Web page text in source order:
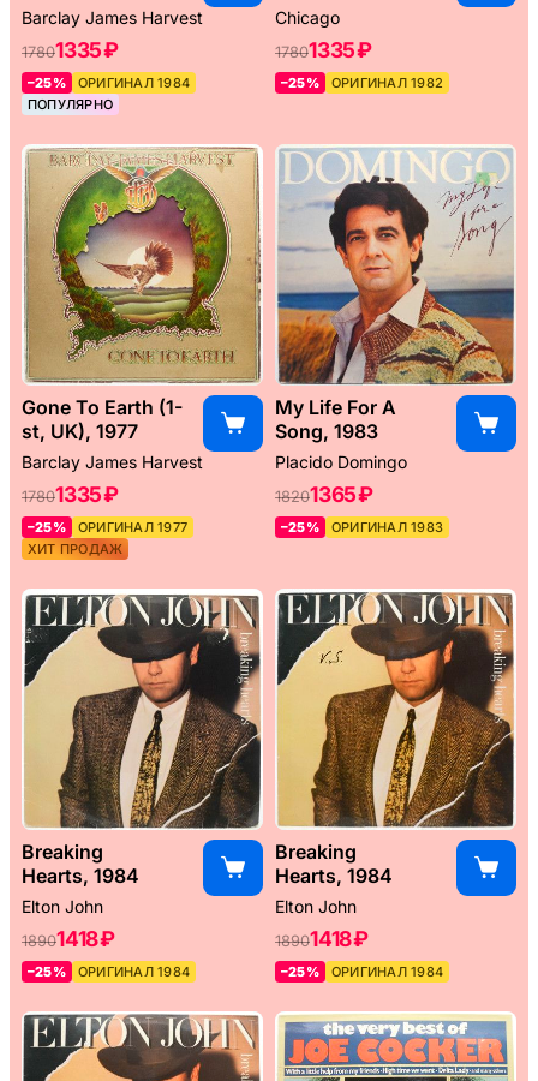
Barclay James Harvest
17801335 ₽
–25%
ОРИГИНАЛ 1984
ПОПУЛЯРНО
Chicago
17801335 ₽
–25% ОРИГИНАЛ 1982
Gone To Earth (1-
st, UK), 1977
Barclay James Harvest
17801335 ₽
–25%
ОРИГИНАЛ 1977
ХИТ ПРОДАЖ
My Life For A
Song, 1983
Placido Domingo
18201365 ₽
–25% ОРИГИНАЛ 1983
Breaking
Hearts, 1984
Elton John
18901418 ₽
–25% ОРИГИНАЛ 1984
Breaking
Hearts, 1984
Elton John
18901418 ₽
–25% ОРИГИНАЛ 1984